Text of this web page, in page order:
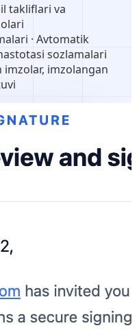
takliflari va
· Avtomatik
sozlamalari
imzolar, imzolangan